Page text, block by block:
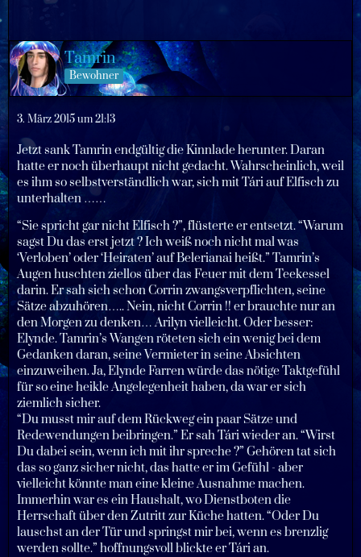
Tamrin
Bewohner
3. März 2015 um 21:13
Jetzt sank Tamrin endgültig die Kinnlade herunter. Daran
hatte er noch überhaupt nicht gedacht. Wahrscheinlich, weil
es ihm so selbstverständlich war, sich mit Tári auf Elfisch zu
unterhalten ……
“Sie spricht gar nicht Elfisch ?”, flüsterte er entsetzt. “Warum
sagst Du das erst jetzt ? Ich weiß noch nicht mal was
‘Verloben’ oder ‘Heiraten’ auf Belerianai heißt.” Tamrin’s
Augen huschten ziellos über das Feuer mit dem Teekessel
darin. Er sah sich schon Corrin zwangsverpflichten, seine
Sätze abzuhören….. Nein, nicht Corrin !! er brauchte nur an
den Morgen zu denken… Arilyn vielleicht. Oder besser:
Elynde. Tamrin’s Wangen röteten sich ein wenig bei dem
Gedanken daran, seine Vermieter in seine Absichten
einzuweihen. Ja, Elynde Farren würde das nötige Taktgefühl
für so eine heikle Angelegenheit haben, da war er sich
ziemlich sicher.
“Du musst mir auf dem Rückweg ein paar Sätze und
Redewendungen beibringen.” Er sah Tári wieder an. “Wirst
Du dabei sein, wenn ich mit ihr spreche ?” Gehören tat sich
das so ganz sicher nicht, das hatte er im Gefühl - aber
vielleicht könnte man eine kleine Ausnahme machen.
Immerhin war es ein Haushalt, wo Dienstboten die
Herrschaft über den Zutritt zur Küche hatten. “Oder Du
lauschst an der Tür und springst mir bei, wenn es brenzlig
werden sollte.” hoffnungsvoll blickte er Tári an.